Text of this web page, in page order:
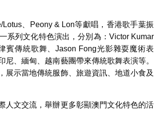
、Peony & Lon等獻唱，香港歌手葉振
系列文化特色演出，分別為：Victor Kumar
賓傳統歌舞、Jason Fong光影雜耍魔術表
、緬甸、越南藝團帶來傳統歌舞表演等。
展示當地傳統服飾、旅遊資訊、地道小食及
人文交流，舉辦更多彰顯澳門文化特色的活